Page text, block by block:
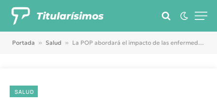
Titularísimos
Portada » Salud » La POP abordará el impacto de las enfermedades crónicas en los jóvenes en los próximos ‘Desayunos POP’
SALUD